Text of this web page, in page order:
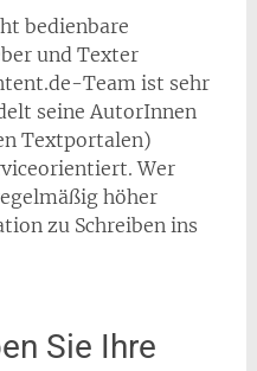
bedienbare
und Texter
Team ist sehr
seine AutorInnen
Textportalen)
Wer
höher
zu Schreiben ins
Sie Ihre